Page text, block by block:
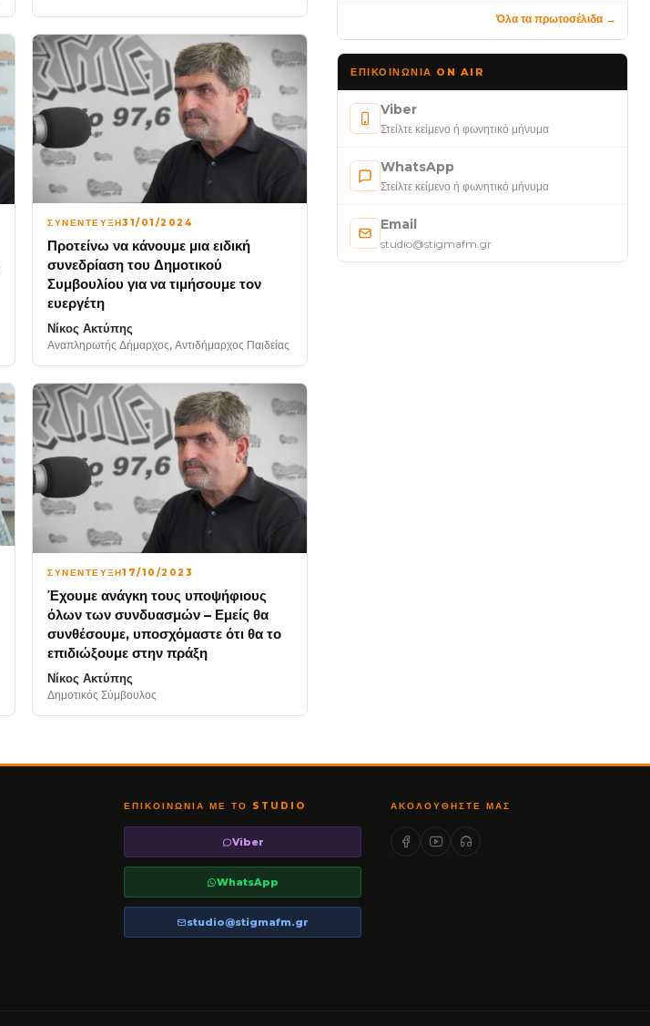
ΣΥΝΕΝΤΕΥΞΗ31/01/2024
Προτείνω να κάνουμε μια ειδική
συνεδρίαση του Δημοτικού
Συμβουλίου για να τιμήσουμε τον
ευεργέτη
Νίκος Ακτύπης
Αναπληρωτής Δήμαρχος, Αντιδήμαρχος Παιδείας
ΣΥΝΕΝΤΕΥΞΗ17/10/2023
Έχουμε ανάγκη τους υποψήφιους
όλων των συνδυασμών – Εμείς θα
συνθέσουμε, υποσχόμαστε ότι θα το
επιδιώξουμε στην πράξη
Νίκος Ακτύπης
Δημοτικός Σύμβουλος
Όλα τα πρωτοσέλιδα →
ΕΠΙΚΟΙΝΩΝΊΑ ON AIR
Viber
Στείλτε κείμενο ή φωνητικό μήνυμα
WhatsApp
Στείλτε κείμενο ή φωνητικό μήνυμα
Email
studio@stigmafm.gr
ΕΠΙΚΟΙΝΩΝΊΑ ΜΕ ΤΟ STUDIO
Viber
WhatsApp
studio@stigmafm.gr
ΑΚΟΛΟΥΘΉΣΤΕ ΜΑΣ